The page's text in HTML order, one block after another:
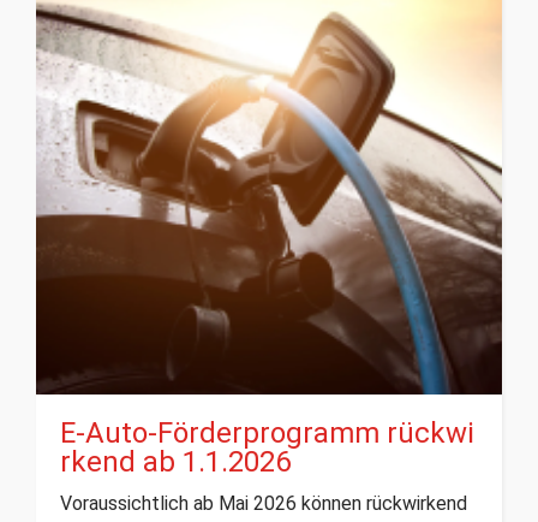
E-Auto-Förderprogramm rückwi
rkend ab 1.1.2026
Voraussichtlich ab Mai 2026 können rückwirkend